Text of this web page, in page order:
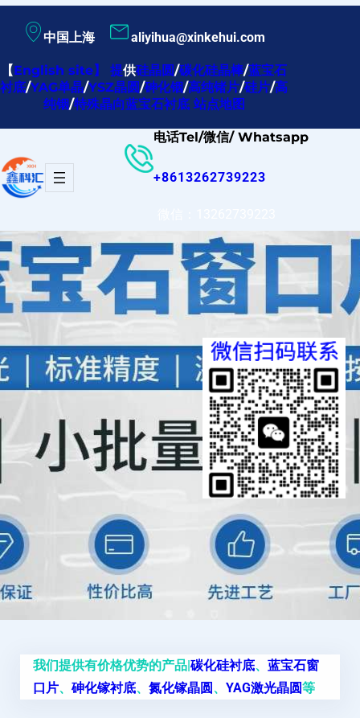
内
容
中国上海 aliyihua@xinkehui.com
【English site】提供硅晶圆/碳化硅晶棒/蓝宝石
衬底/YAG单晶/YSZ晶圆/砷化铟/高纯锗片/硅片/高
纯铟/特殊晶向蓝宝石衬底 站点地图
电话Tel/微信/ Whatsapp
+8613262739223
我们提供有价格优势的产品|碳化硅衬底、 蓝宝石窗
口片、 砷化镓衬底、 氮化镓晶圆、 YAG激光晶圆等